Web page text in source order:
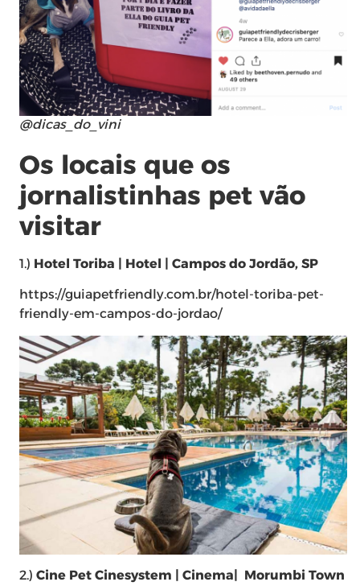
@dicas_do_vini
Os locais que os
jornalistinhas pet vão
visitar
1.) Hotel Toriba | Hotel | Campos do Jordão, SP
https://guiapetfriendly.com.br/hotel-toriba-pet-
friendly-em-campos-do-jordao/
2.) Cine Pet Cinesystem | Cinema| Morumbi Town